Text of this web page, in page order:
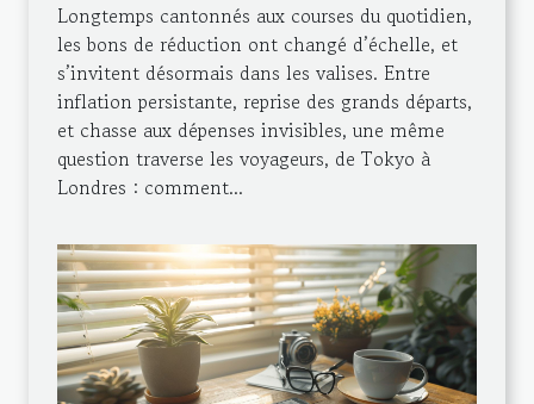
Longtemps cantonnés aux courses du quotidien,
les bons de réduction ont changé d’échelle, et
s’invitent désormais dans les valises. Entre
inflation persistante, reprise des grands départs,
et chasse aux dépenses invisibles, une même
question traverse les voyageurs, de Tokyo à
Londres : comment...